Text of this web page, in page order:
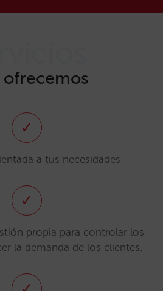
ofrecemos
✓
a tus necesidades
✓
propia para controlar los
la demanda de los clientes.